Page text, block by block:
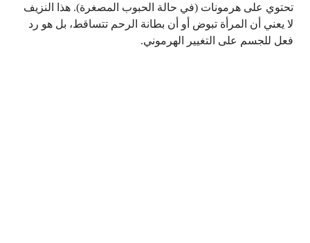
تحتوي على هرمونات (في حالة الحبوب المصغرة). هذا النزيف
لا يعني أن المرأة تبوض أو أن بطانة الرحم تتساقط، بل هو رد
فعل للجسم على التغيير الهرموني.